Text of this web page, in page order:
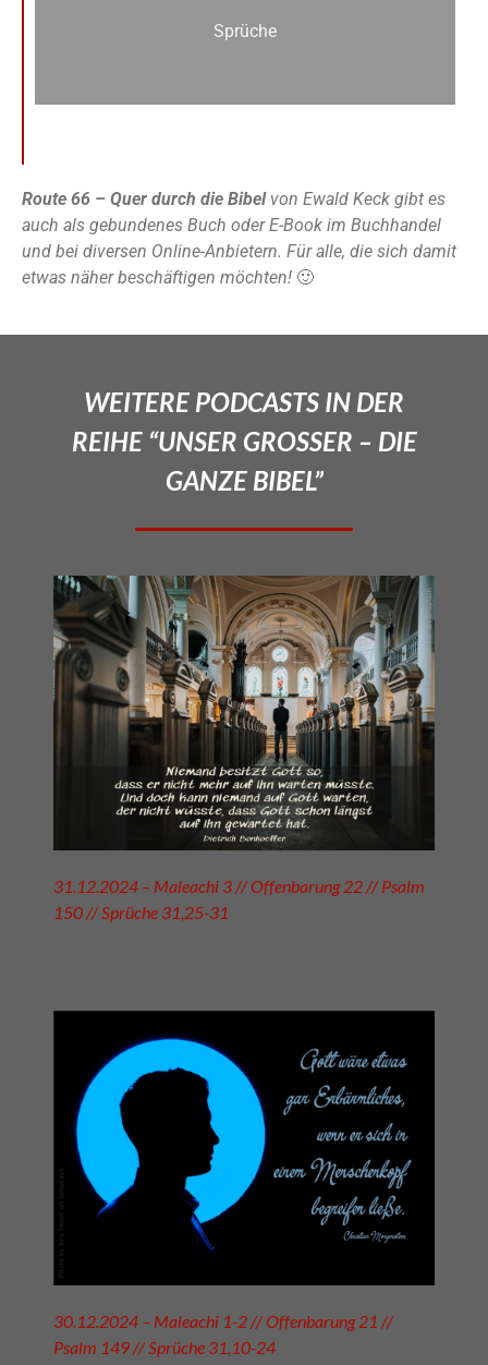
Sprüche
Route 66 – Quer durch die Bibel von Ewald Keck gibt es
auch als gebundenes Buch oder E-Book im Buchhandel
und bei diversen Online-Anbietern. Für alle, die sich damit
etwas näher beschäftigen möchten! 🙂
WEITERE PODCASTS IN DER
REIHE “UNSER GROSSER – DIE
GANZE BIBEL”
31.12.2024 – Maleachi 3 // Offenbarung 22 // Psalm
150 // Sprüche 31,25-31
30.12.2024 – Maleachi 1-2 // Offenbarung 21 //
Psalm 149 // Sprüche 31,10-24